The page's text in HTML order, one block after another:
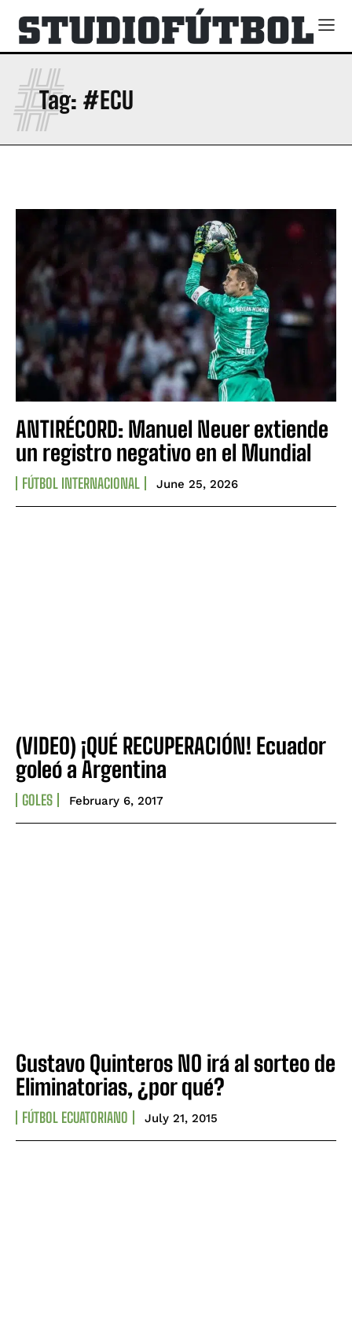
Tag: #ECU
#
ANTIRÉCORD: Manuel Neuer extiende
un registro negativo en el Mundial
FÚTBOL INTERNACIONAL June 25, 2026
(VIDEO) ¡QUÉ RECUPERACIÓN! Ecuador
goleó a Argentina
GOLES February 6, 2017
Gustavo Quinteros NO irá al sorteo de
Eliminatorias, ¿por qué?
FÚTBOL ECUATORIANO July 21, 2015